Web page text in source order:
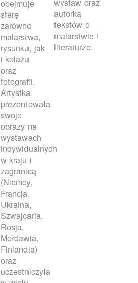
obejmuje
sferę
zarówno
malarstwa,
rysunku, jak
i kolażu
oraz
fotografii.
Artystka
prezentowała
swoje
obrazy na
wystawach
indywidualnych
w kraju i
zagranicą
(Niemcy,
Francja,
Ukraina,
Szwajcaria,
Rosja,
Mołdawia,
Finlandia)
oraz
uczestniczyła
autorką
tekstów o
malarstwie i
literaturze.